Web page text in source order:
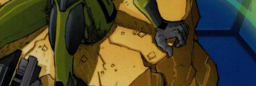
Estudos
Óbitos
Para BD